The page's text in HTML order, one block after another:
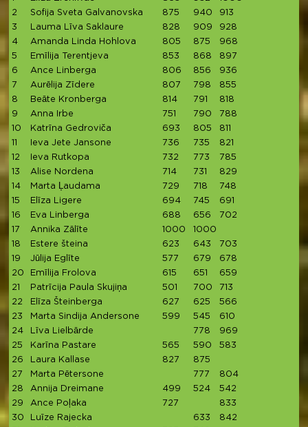
2
Sofija Sveta Galvanovska 875 940 913
3
Lauma Līva Saklaure 828 909 928
4
Amanda Linda Hohlova 805 875 968
5
Emīlija Terentjeva 853 868 897
6
Ance Linberga 806 856 936
7
Aurēlija Zīdere 807 798 855
8
Beāte Kronberga 814 791 818
9
Anna Irbe 751 790 788
10
Katrīna Gedroviča 693 805 811
11
Ieva Jete Jansone 736 735 821
12
Ieva Rutkopa 732 773 785
13
Alise Nordena 714 731 829
14
Marta Ļaudama 729 718 748
15
Elīza Ligere 694 745 691
16
Eva Linberga 688 656 702
17
Annika Zālīte 1000 1000
18
Estere šteina 623 643 703
19
Jūlija Eglīte 577 679 678
20
Emīlija Frolova 615 651 659
21
Patrīcija Paula Skujiņa 501 700 713
22
Elīza Šteinberga 627 625 566
23
Marta Sindija Andersone 599 545 610
24
Līva Lielbārde 778 969
25
Karīna Pastare 565 590 583
26
Laura Kallase 827 875
27
Marta Pētersone 777 804
28
Annija Dreimane 499 524 542
29
Ance Poļaka 727 833
30
Luīze Rajecka 633 842